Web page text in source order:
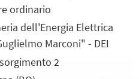
ordinario
dell'Energia Elettrica
Marconi" - DEI
2